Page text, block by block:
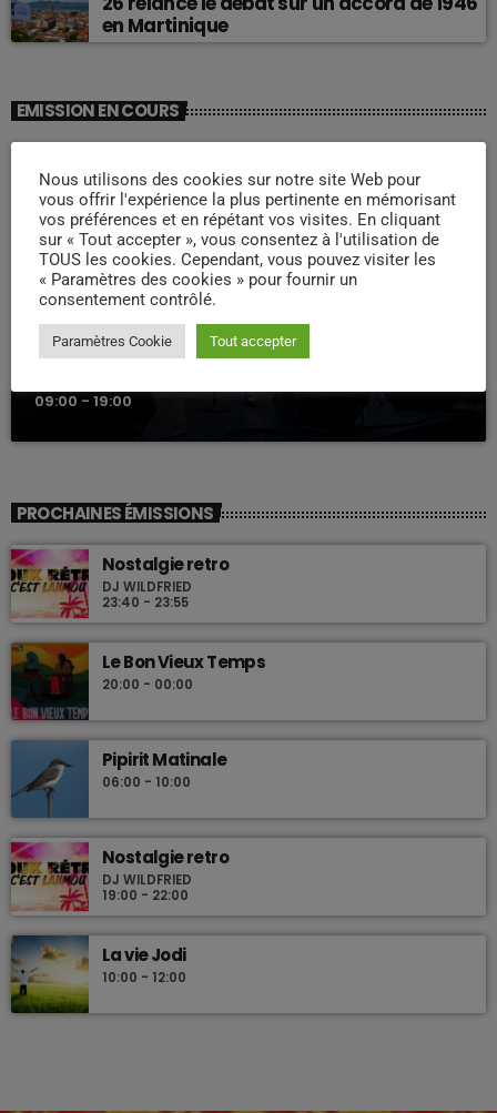
en Martinique
EMISSION EN COURS
WEEK -END COMPAS
09:00 - 19:00
PROCHAINES ÉMISSIONS
Nostalgie retro
DJ WILDFRIED
23:40 - 23:55
Le Bon Vieux Temps
20:00 - 00:00
Pipirit Matinale
06:00 - 10:00
Nostalgie retro
DJ WILDFRIED
19:00 - 22:00
La vie Jodi
10:00 - 12:00
Nous utilisons des cookies sur notre site Web pour
vous offrir l'expérience la plus pertinente en mémorisant
vos préférences et en répétant vos visites. En cliquant
sur « Tout accepter », vous consentez à l'utilisation de
TOUS les cookies. Cependant, vous pouvez visiter les
« Paramètres des cookies » pour fournir un
consentement contrôlé.
Paramètres Cookie Tout accepter